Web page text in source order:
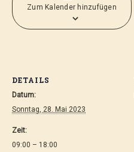
Zum Kalender hinzufügen
DETAILS
Datum:
Sonntag, 28. Mai 2023
Zeit:
09:00 – 18:00